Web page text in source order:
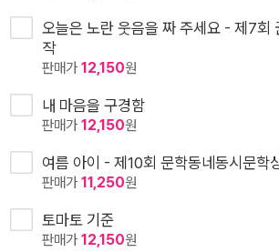
오늘은 노란 웃음을 짜 주세요 - 제7회
작
판매가12,150원
내 마음을 구경함
판매가12,150원
여름 아이 - 제10회 문학동네동시문학
판매가11,250원
토마토 기준
판매가12,150원